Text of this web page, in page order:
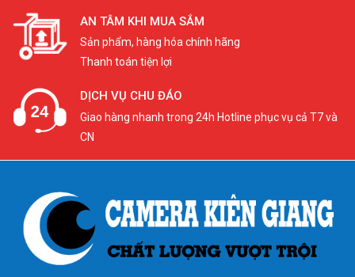
AN TÂM KHI MUA SẮM
Sản phẩm, hàng hóa chính hãng
Thanh toán tiện lợi
DỊCH VỤ CHU ĐÁO
Giao hàng nhanh trong 24h Hotline phục vụ cả T7 và
CN